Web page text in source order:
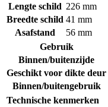
Lengte schild 226 mm
Breedte schild 41 mm
Asafstand
56 mm
Gebruik
Binnen/buitenzijde
Geschikt voor dikte deur
Binnen/buitengebruik
Technische kenmerken